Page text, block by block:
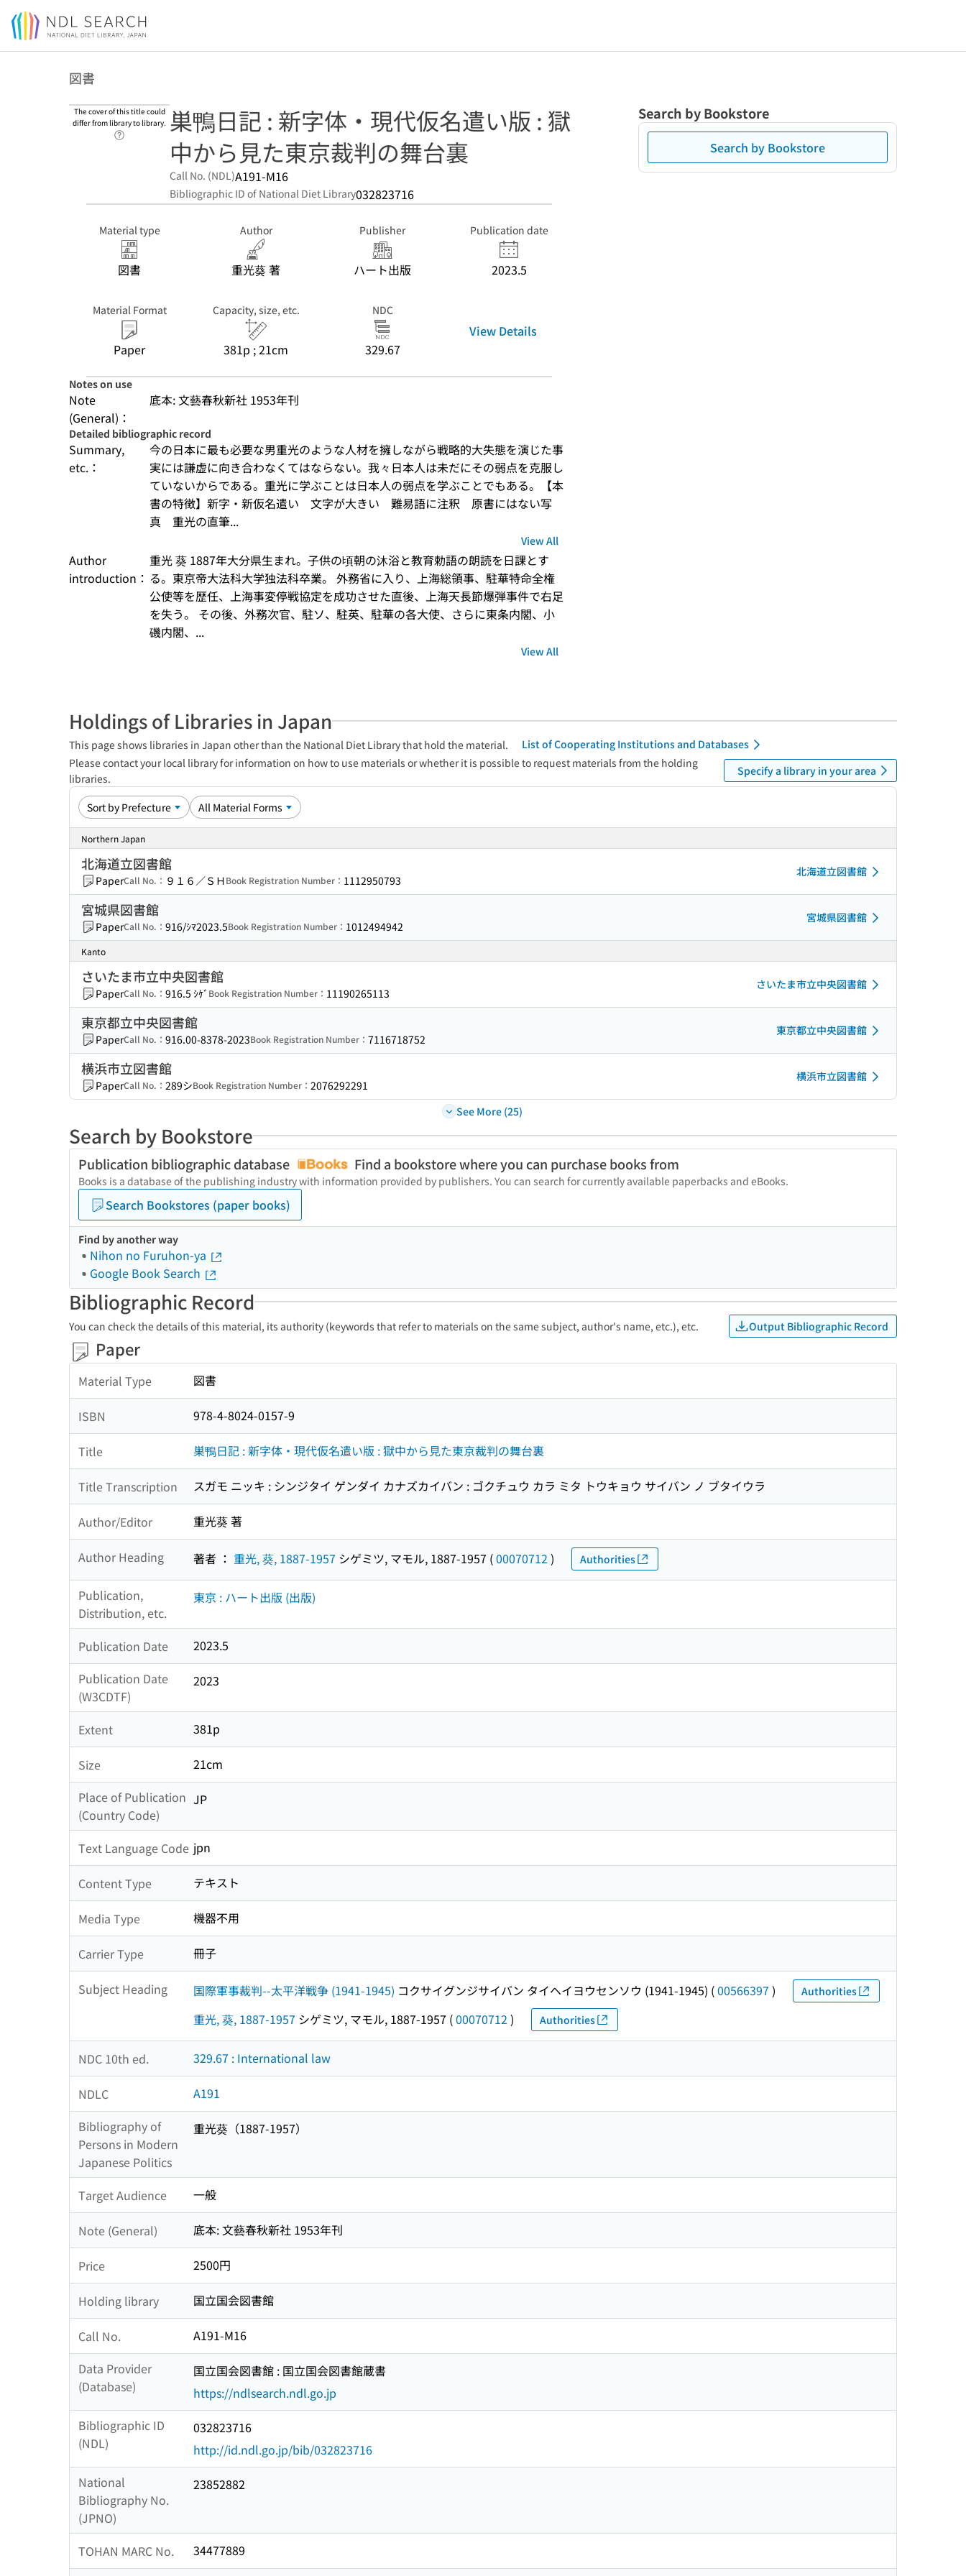
Jump to main content
図書
The cover of this title could
differ from library to library.
Link to Help Page
巣鴨日記 : 新字体・現代仮名遣い版 : 獄
中から見た東京裁判の舞台裏
Call No. (NDL)A191-M16
Bibliographic ID of National Diet Library032823716
Material type
図書
Author
重光葵 著
Publisher
ハート出版
Publication date
2023.5
Material Format
Paper
Capacity, size, etc.
381p ; 21cm
NDC
329.67
View Details
Notes on use
Note
(General)：
底本: 文藝春秋新社 1953年刊
Detailed bibliographic record
Summary,
etc.：
今の日本に最も必要な男重光のような人材を擁しながら戦略的大失態を演じた事
実には謙虚に向き合わなくてはならない。我々日本人は未だにその弱点を克服し
ていないからである。重光に学ぶことは日本人の弱点を学ぶことでもある。【本
書の特徴】新字・新仮名遣い　文字が大きい　難易語に注釈　原書にはない写
真　重光の直筆...
View All
Author
introduction：
重光 葵 1887年大分県生まれ。子供の頃朝の沐浴と教育勅語の朗読を日課とす
る。東京帝大法科大学独法科卒業。 外務省に入り、上海総領事、駐華特命全権
公使等を歴任、上海事変停戦協定を成功させた直後、上海天長節爆弾事件で右足
を失う。 その後、外務次官、駐ソ、駐英、駐華の各大使、さらに東条内閣、小
磯内閣、...
View All
Search by Bookstore
Search by Bookstore
Holdings of Libraries in Japan
This page shows libraries in Japan other than the National Diet Library that hold the material.
List of Cooperating Institutions and Databases
Please contact your local library for information on how to use materials or whether it is possible to request materials from the holding
libraries.
Specify a library in your area
Northern Japan
北海道立図書館
PaperCall No.： ９１６／ＳＨBook Registration Number： 1112950793
北海道立図書館
宮城県図書館
PaperCall No.： 916/ｼﾏ2023.5Book Registration Number： 1012494942
宮城県図書館
Kanto
さいたま市立中央図書館
PaperCall No.： 916.5 ｼｹﾞ Book Registration Number： 11190265113
さいたま市立中央図書館
東京都立中央図書館
PaperCall No.： 916.00-8378-2023Book Registration Number： 7116718752
東京都立中央図書館
横浜市立図書館
PaperCall No.： 289シBook Registration Number： 2076292291
横浜市立図書館
See More (25)
Search by Bookstore
Publication bibliographic database Find a bookstore where you can purchase books from
Books is a database of the publishing industry with information provided by publishers. You can search for currently available paperbacks and eBooks.
Search Bookstores (paper books)
Find by another way
Nihon no Furuhon-ya
Google Book Search
Bibliographic Record
You can check the details of this material, its authority (keywords that refer to materials on the same subject, author's name, etc.), etc. Output Bibliographic Record
Paper
Material Type 図書
ISBN 978-4-8024-0157-9
Title 巣鴨日記 : 新字体・現代仮名遣い版 : 獄中から見た東京裁判の舞台裏
Title Transcription スガモ ニッキ : シンジタイ ゲンダイ カナズカイバン : ゴクチュウ カラ ミタ トウキョウ サイバン ノ ブタイウラ
Author/Editor 重光葵 著
Author Heading 著者 ： 重光, 葵, 1887-1957 シゲミツ, マモル, 1887-1957 (00070712 ) Authorities
Publication,
Distribution, etc.
東京 : ハート出版 (出版)
Publication Date
2023.5
Publication Date
(W3CDTF)
2023
Extent 381p
Size
21cm
Place of Publication
(Country Code)
JP
Text Language Code jpn
Content Type テキスト
Media Type 機器不用
Carrier Type 冊子
Subject Heading 国際軍事裁判--太平洋戦争 (1941-1945) コクサイグンジサイバン タイヘイヨウセンソウ (1941-1945) (00566397 ) Authorities
重光, 葵, 1887-1957 シゲミツ, マモル, 1887-1957 (00070712 ) Authorities
NDC 10th ed. 329.67 : International law
NDLC
A191
Bibliography of
Persons in Modern
Japanese Politics
重光葵（1887-1957）
Target Audience 一般
Note (General) 底本: 文藝春秋新社 1953年刊
Price 2500円
Holding library 国立国会図書館
Call No.
A191-M16
Data Provider
(Database)
国立国会図書館 : 国立国会図書館蔵書
https://ndlsearch.ndl.go.jp
Bibliographic ID
(NDL)
032823716
http://id.ndl.go.jp/bib/032823716
National
Bibliography No.
(JPNO)
23852882
TOHAN MARC No. 34477889